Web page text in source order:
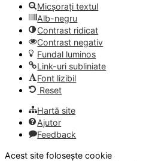
Micșorați textul
Alb-negru
Contrast ridicat
Contrast negativ
Fundal luminos
Link-uri subliniate
Font lizibil
Reset
Hartă site
Ajutor
Feedback
Acest site folosește cookie